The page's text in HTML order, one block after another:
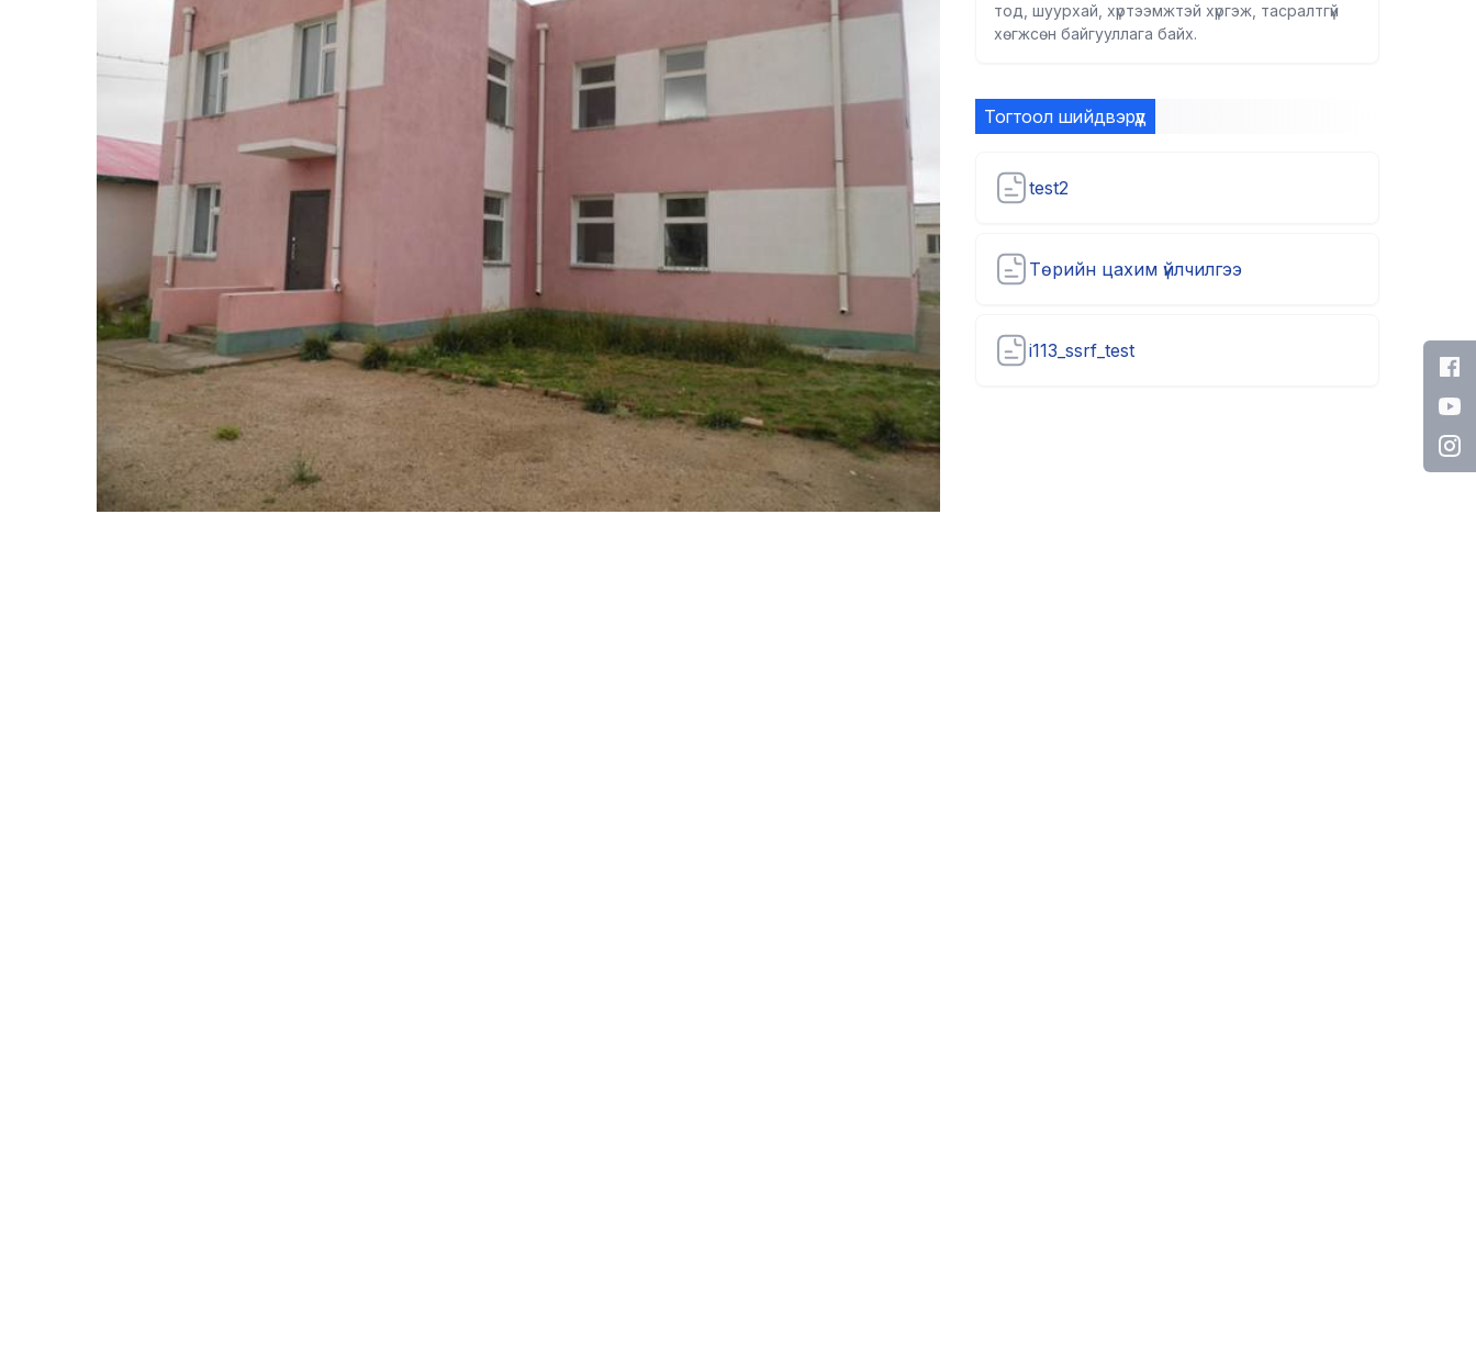
тод, шуурхай, хүртээмжтэй хүргэж, тасралтгүй
хөгжсөн байгууллага байх.
Тогтоол шийдвэрүүд
test2
Төрийн цахим үйлчилгээ
i113_ssrf_test